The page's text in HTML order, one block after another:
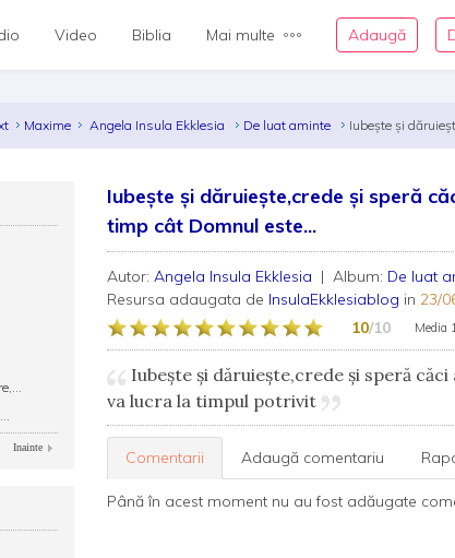
Video Biblia Mai multe Adaugă
Maxime Angela Insula Ekklesia De luat aminte Iubeşte şi
Iubeşte şi dăruieşte,crede şi speră
timp cât Domnul este...
Autor:Angela Insula Ekklesia | Album: De luat
Resursa adaugata de InsulaEkklesiablog in 23/
10/10 Media
Iubeşte şi dăruieşte,crede şi speră
va lucra la timpul potrivit
Comentarii Adaugă comentariu
Până în acest moment nu au fost adăugate
Inainte